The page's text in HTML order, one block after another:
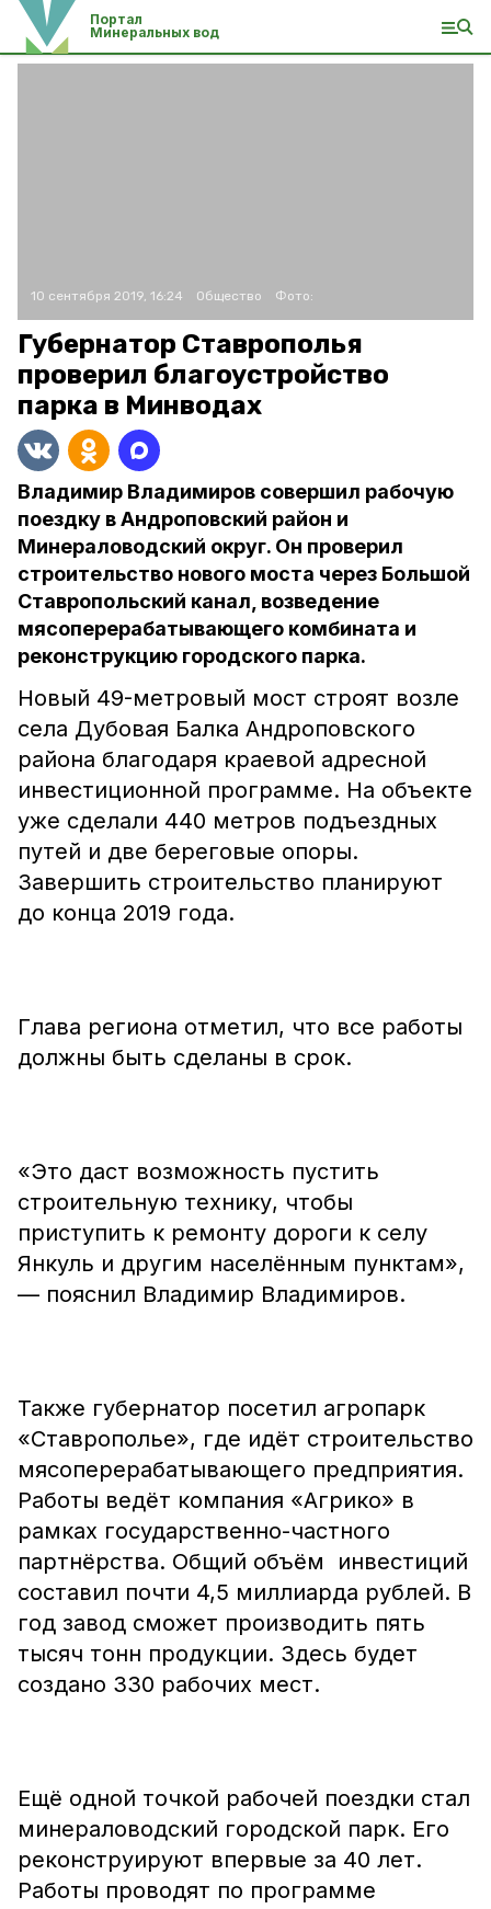
Портал
Минеральных вод
10 сентября 2019, 16:24 Общество Фото:
Губернатор Ставрополья
проверил благоустройство
парка в Минводах
Владимир Владимиров совершил рабочую
поездку в Андроповский район и
Минераловодский округ. Он проверил
строительство нового моста через Большой
Ставропольский канал, возведение
мясоперерабатывающего комбината и
реконструкцию городского парка.
Новый 49-метровый мост строят возле
села Дубовая Балка Андроповского
района благодаря краевой адресной
инвестиционной программе. На объекте
уже сделали 440 метров подъездных
путей и две береговые опоры.
Завершить строительство планируют
до конца 2019 года.
Глава региона отметил, что все работы
должны быть сделаны в срок.
«Это даст возможность пустить
строительную технику, чтобы
приступить к ремонту дороги к селу
Янкуль и другим населённым пунктам»,
— пояснил Владимир Владимиров.
Также губернатор посетил агропарк
«Ставрополье», где идёт строительство
мясоперерабатывающего предприятия.
Работы ведёт компания «Агрико» в
рамках государственно-частного
партнёрства. Общий объём инвестиций
составил почти 4,5 миллиарда рублей. В
год завод сможет производить пять
тысяч тонн продукции. Здесь будет
создано 330 рабочих мест.
Ещё одной точкой рабочей поездки стал
минераловодский городской парк. Его
реконструируют впервые за 40 лет.
Работы проводят по программе